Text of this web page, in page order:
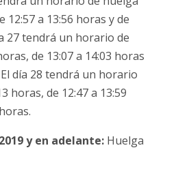
12:57 a 13:56 horas y de
27 tendrá un horario de
de 13:07 a 14:03 horas
día 28 tendrá un horario
horas, de 12:47 a 13:59
y en adelante: Huelga